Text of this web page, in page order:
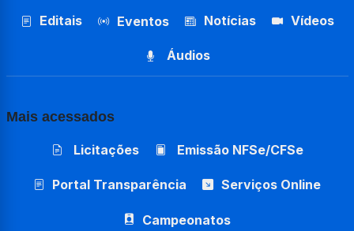
Editais Eventos Notícias Vídeos
Áudios
Mais acessados
Licitações Emissão NFSe/CFSe
Portal Transparência Serviços Online
Campeonatos